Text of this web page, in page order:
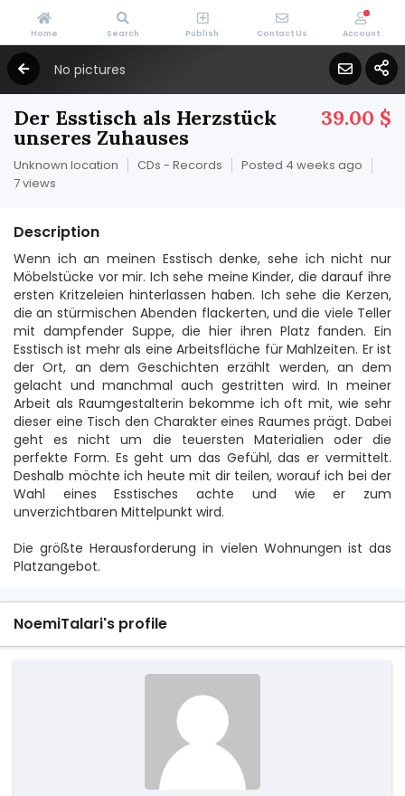
No pictures
39.00 $
Der Esstisch als Herzstück
unseres Zuhauses
Unknown location CDs - Records
Posted 4 weeks ago
7 views
Description
Wenn ich an meinen Esstisch denke, sehe ich nicht nur
Möbelstücke vor mir. Ich sehe meine Kinder, die darauf ihre
ersten Kritzeleien hinterlassen haben. Ich sehe die Kerzen,
die an stürmischen Abenden flackerten, und die viele Teller
mit dampfender Suppe, die hier ihren Platz fanden. Ein
Esstisch ist mehr als eine Arbeitsfläche für Mahlzeiten. Er ist
der Ort, an dem Geschichten erzählt werden, an dem
gelacht und manchmal auch gestritten wird. In meiner
Arbeit als Raumgestalterin bekomme ich oft mit, wie sehr
dieser eine Tisch den Charakter eines Raumes prägt. Dabei
geht es nicht um die teuersten Materialien oder die
perfekte Form. Es geht um das Gefühl, das er vermittelt.
Deshalb möchte ich heute mit dir teilen, worauf ich bei der
Wahl eines Esstisches achte und wie er zum
unverzichtbaren Mittelpunkt wird.
Die größte Herausforderung in vielen Wohnungen ist das
Platzangebot.
NoemiTalari's profile
Home Search Publish Contact Us Account